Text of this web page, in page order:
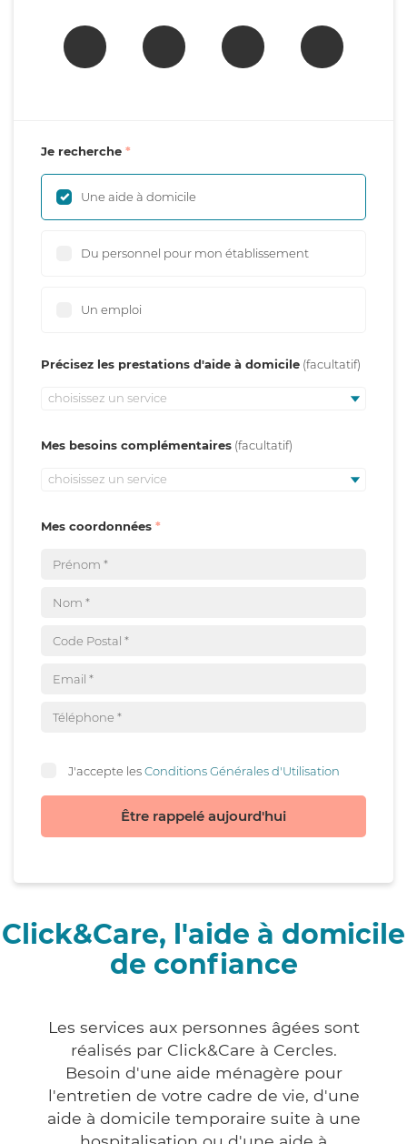
Je recherche
Une aide à domicile
Du personnel pour mon établissement
Un emploi
Précisez les prestations d'aide à domicile
choisissez un service
Mes besoins complémentaires
choisissez un service
Mes coordonnées
J'accepte lesConditions Générales d'Utilisation
Être rappelé aujourd'hui
Click&Care, l'aide à domicile
de confiance
Les services aux personnes âgées sont
réalisés par Click&Care à Cercles.
Besoin d'une aide ménagère pour
l'entretien de votre cadre de vie, d'une
aide à domicile temporaire suite à une